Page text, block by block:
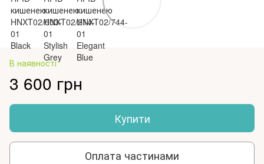
В наявності
3 600 грн
Купити
Оплата частинами